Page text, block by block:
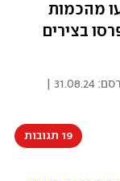
מהכמות
בצירים
19 תגובות